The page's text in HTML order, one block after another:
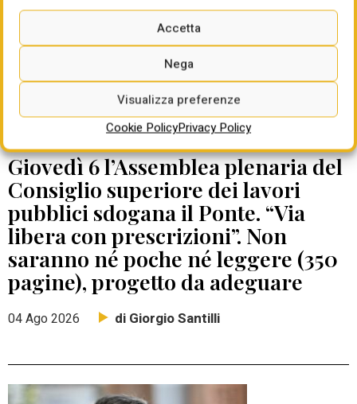
Accetta
Nega
Visualizza preferenze
Cookie PolicyPrivacy Policy
DATE DA RICORDARE
Giovedì 6 l’Assemblea plenaria del
Consiglio superiore dei lavori
pubblici sdogana il Ponte. “Via
libera con prescrizioni”. Non
saranno né poche né leggere (350
pagine), progetto da adeguare
04 Ago 2026 di Giorgio Santilli